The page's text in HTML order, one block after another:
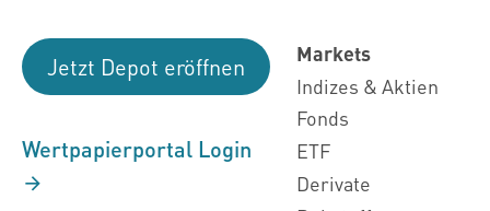
Jetzt Depot eröffnen
Wertpapierportal Login
Markets
Indizes & Aktien
Fonds
ETF
Derivate